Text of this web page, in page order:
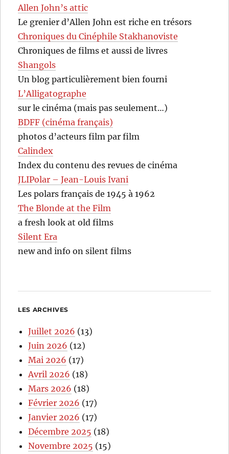
Allen John’s attic
Le grenier d’Allen John est riche en trésors
Chroniques du Cinéphile Stakhanoviste
Chroniques de films et aussi de livres
Shangols
Un blog particulièrement bien fourni
L’Alligatographe
sur le cinéma (mais pas seulement…)
BDFF (cinéma français)
photos d’acteurs film par film
Calindex
Index du contenu des revues de cinéma
JLIPolar – Jean-Louis Ivani
Les polars français de 1945 à 1962
The Blonde at the Film
a fresh look at old films
Silent Era
new and info on silent films
LES ARCHIVES
Juillet 2026 (13)
Juin 2026 (12)
Mai 2026 (17)
Avril 2026 (18)
Mars 2026 (18)
Février 2026 (17)
Janvier 2026 (17)
Décembre 2025 (18)
Novembre 2025 (15)